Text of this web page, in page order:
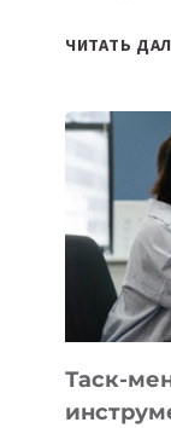
ЧИТАТЬ
Таск-